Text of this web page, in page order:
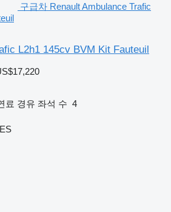
구급차 Renault Ambulance Trafic
L2h1 145cv BVM Kit Fauteuil
료 경유 좌석 수 4